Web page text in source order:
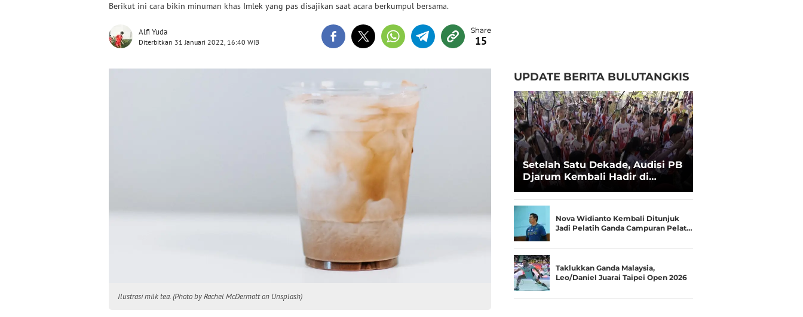
Berikut ini cara bikin minuman khas Imlek yang pas disajikan saat acara berkumpul bersama.
Alfi Yuda
Diterbitkan 31 Januari 2022, 16:40 WIB 15
Ilustrasi milk tea. (Photo by Rachel McDermott on Unsplash)
UPDATE BERITA BULUTANGKIS
Setelah Satu Dekade, Audisi PB
Djarum Kembali Hadir di
Talenta Super
Nova Widianto Kembali Ditunjuk
Jadi Pelatih Ganda Campuran Pelat…
Taklukkan Ganda Malaysia,
Leo/Daniel Juarai Taipei Open 2026